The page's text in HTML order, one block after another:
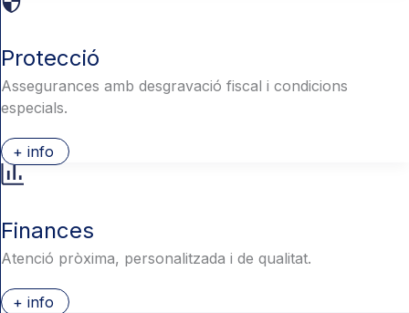
Protecció
Assegurances amb desgravació fiscal i condicions
especials.
+ info
Finances
Atenció pròxima, personalitzada i de qualitat.
+ info